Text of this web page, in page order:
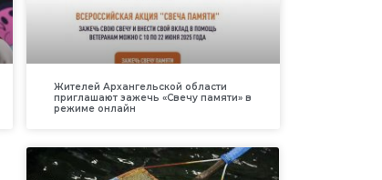
Жителей Архангельской области
приглашают зажечь «Свечу памяти» в
режиме онлайн